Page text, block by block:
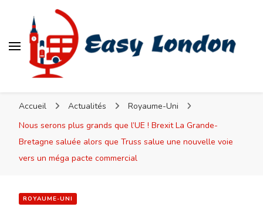
Accueil Actualités
Royaume-Uni
Nous serons plus grands que l’UE ! Brexit La Grande-
Bretagne saluée alors que Truss salue une nouvelle voie
vers un méga pacte commercial
ROYAUME-UNI